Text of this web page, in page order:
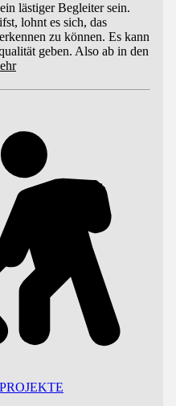
lästiger Begleiter sein.
lohnt es sich, das
zu können. Es kann
geben. Also ab in den